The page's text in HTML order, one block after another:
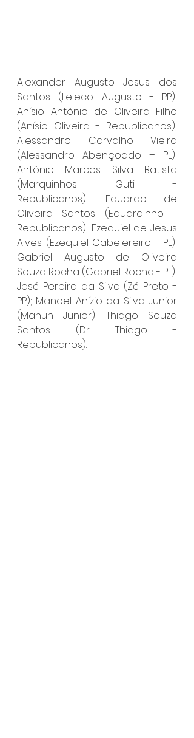
Alexander Augusto Jesus dos
Santos (Leleco Augusto - PP);
Anísio Antônio de Oliveira Filho
(Anísio Oliveira - Republicanos);
Alessandro Carvalho Vieira
(Alessandro Abençoado – PL);
Antônio Marcos Silva Batista
(Marquinhos Guti -
Republicanos); Eduardo de
Oliveira Santos (Eduardinho -
Republicanos); Ezequiel de Jesus
Alves (Ezequiel Cabelereiro - PL);
Gabriel Augusto de Oliveira
Souza Rocha (Gabriel Rocha - PL);
José Pereira da Silva (Zé Preto -
PP); Manoel Anízio da Silva Junior
(Manuh Junior); Thiago Souza
Santos (Dr. Thiago -
Republicanos).